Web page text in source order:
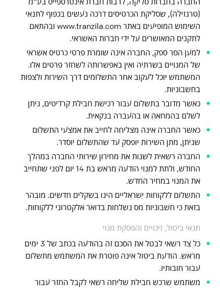
(טרנזילה), שסליקת הכרטיסים דרכה נעשים בכפוף לתנאי
השימוש המופיעים באתר www.tranzila.com ובהתאם
לתקנים המאושרים על ידי חברות האשראי.
למען הסר ספק, החברה אינה שומרת פרטי כרטיס אשראי
של המנויים בשרתיה ואין באפשרותה לשחזר פרטים אלו.
המשתמש יוכל לעקוב אחר התשלומים דרך השירות ולצפות
בחשבוניות.
כאשר מדובר בתשלום עבור רכישת חבילת קרדיטים, ניתן
לשלם בהמחאה או בהעברה בנקאית.
כאשר החברה אינה מצליחה לחייב את אמצעי התשלום
שניתן, מתן השירות יופסק עד שהתשלום יוסדר.
החברה רשאית לשנות את מחירון שירותי החברה במהלך
החודש, ולתת למנוי הודעה מראש בת 14 יום לפני שתחייב
את המנוי במחיר החדש.
התשלום ללקוחות ישראליים הינו בשקלים חדשים. מובהר
בזאת כי חשבוניות מס נשלחות בדואר אלקטרוני ללקוחות.
תנאי ביטול, זיכויים והפסקת מנוי
כל צד רשאי לבטל את הסכם זה בהודעה בכתב של 3 ימים
מראש. הודעת ביטול אינה פוטרת את המשתמש מתשלום
עבור חובותיו.
משתמש שרכש חבילת שליחה רשאי לקבל החזר עבור